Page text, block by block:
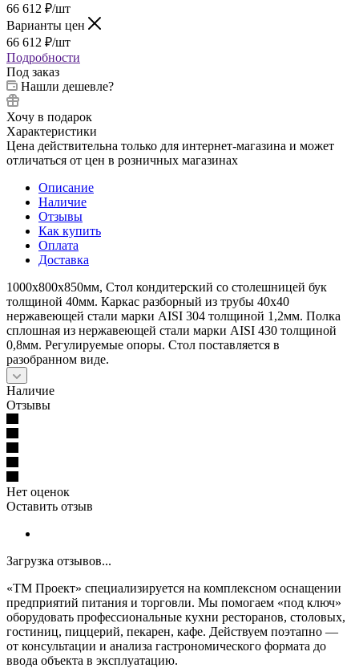
66 612 ₽/шт
Варианты цен
66 612 ₽/шт
Подробности
Под заказ
Нашли дешевле?
Хочу в подарок
Характеристики
Цена действительна только для интернет-магазина и может
отличаться от цен в розничных магазинах
Описание
Наличие
Отзывы
Как купить
Оплата
Доставка
1000х800х850мм, Стол кондитерский со столешницей бук
толщиной 40мм. Каркас разборный из трубы 40х40
нержавеющей стали марки AISI 304 толщиной 1,2мм. Полка
сплошная из нержавеющей стали марки AISI 430 толщиной
0,8мм. Регулируемые опоры. Стол поставляется в
разобранном виде.
Наличие
Отзывы
Нет оценок
Оставить отзыв
Загрузка отзывов...
«ТМ Проект» специализируется на комплексном оснащении
предприятий питания и торговли. Мы помогаем «под ключ»
оборудовать профессиональные кухни ресторанов, столовых,
гостиниц, пиццерий, пекарен, кафе. Действуем поэтапно —
от консультации и анализа гастрономического формата до
ввода объекта в эксплуатацию.